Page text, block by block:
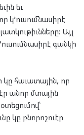
եւ
կ’ուսումնասիրէ
Այլ
գանկի
կը հաւատային, որ
անոր մտային
կը բնորոշուէր